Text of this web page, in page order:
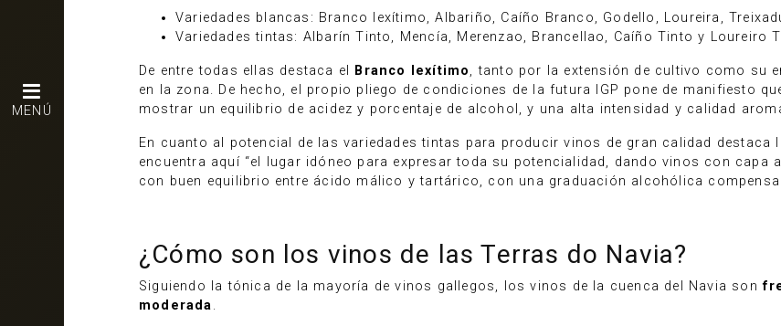
MENÚ
Variedades blancas: Branco lexítimo, Albariño, Caíño Branco, Godello, Loureira,
Variedades tintas: Albarín Tinto, Mencía, Merenzao, Brancellao, Caíño Tinto y Loureiro
De entre todas ellas destaca el Branco lexítimo, tanto por la extensión de cultivo como su
en la zona. De hecho, el propio pliego de condiciones de la futura IGP pone de manifiesto
mostrar un equilibrio de acidez y porcentaje de alcohol, y una alta intensidad y calidad
En cuanto al potencial de las variedades tintas para producir vinos de gran calidad destaca
encuentra aquí “el lugar idóneo para expresar toda su potencialidad, dando vinos con capa
con buen equilibrio entre ácido málico y tartárico, con una graduación alcohólica
¿Cómo son los vinos de las Terras do Navia?
Siguiendo la tónica de la mayoría de vinos gallegos, los vinos de la cuenca del Navia son
moderada.